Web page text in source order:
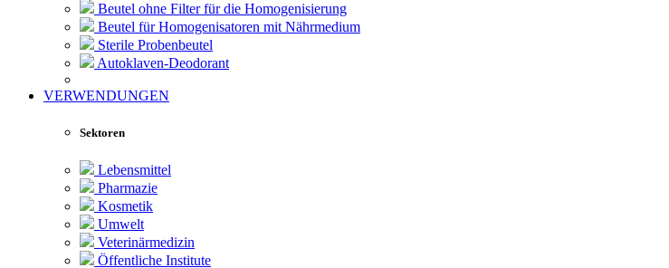
Beutel ohne Filter für die Homogenisierung
Beutel für Homogenisatoren mit Nährmedium
Sterile Probenbeutel
Autoklaven-Deodorant
VERWENDUNGEN
Sektoren
Lebensmittel
Pharmazie
Kosmetik
Umwelt
Veterinärmedizin
Öffentliche Institute